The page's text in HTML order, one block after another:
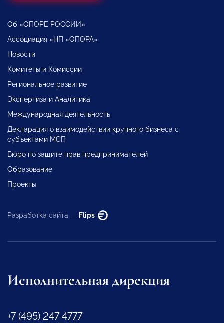
Об «ОПОРЕ РОССИИ»
Ассоциация «НП «ОПОРА»
Новости
Комитеты и Комиссии
Региональное развитие
Экспертиза и Аналитика
Международная деятельность
Декларация о взаимодействии крупного бизнеса с
субъектами МСП
Бюро по защите прав предпринимателей
Образование
Проекты
Разработка сайта — Flips
Исполнительная дирекция
+7 (495) 247 4777